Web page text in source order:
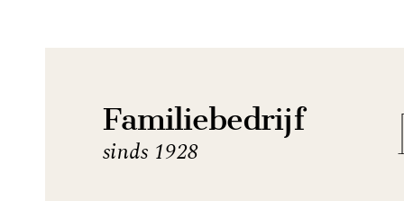
Familiebedrijf
sinds 1928